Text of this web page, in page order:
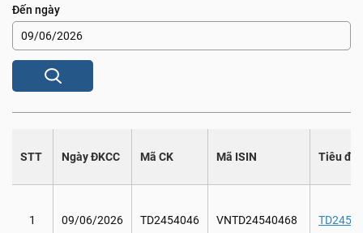
Đến ngày
STT Ngày ĐKCC Mã CK Mã ISIN Tiêu đề
1 09/06/2026 TD2454046 VNTD24540468